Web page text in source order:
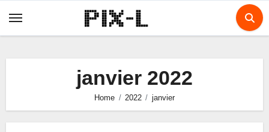
janvier 2022
Home 2022 janvier